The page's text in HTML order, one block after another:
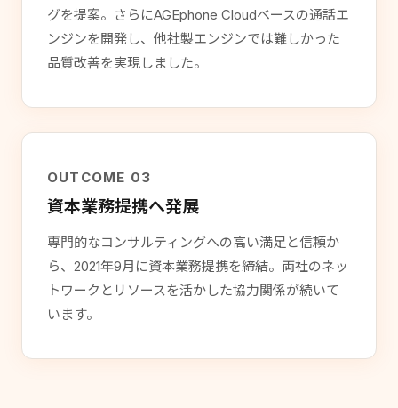
グを提案。さらにAGEphone Cloudベースの通話エ
ンジンを開発し、他社製エンジンでは難しかった
品質改善を実現しました。
OUTCOME 03
資本業務提携へ発展
専門的なコンサルティングへの高い満足と信頼か
ら、2021年9月に資本業務提携を締結。両社のネッ
トワークとリソースを活かした協力関係が続いて
います。